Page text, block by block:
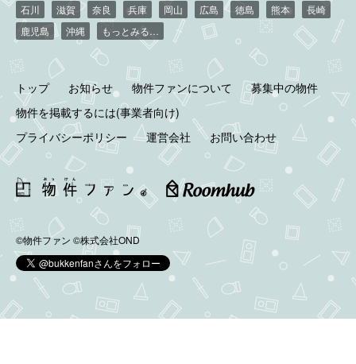
石川
滋賀 奈良 兵庫 岡山 広島 徳島 熊本
長崎
鹿児島
沖縄 もっとみる…
トップ お知らせ 物件ファンについて
募集中の物件
物件を掲載するには(事業者向け)
プライバシーポリシー
運営会社 お問い合わせ
©物件ファン ©株式会社OND